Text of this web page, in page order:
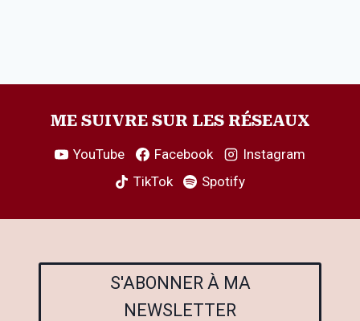
ME SUIVRE SUR LES RÉSEAUX
YouTube Facebook
Instagram
TikTok
Spotify
S'ABONNER À MA
NEWSLETTER